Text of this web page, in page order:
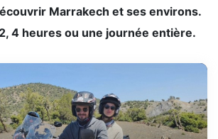
Marrakech et ses environs.
4 heures ou une journée entière.